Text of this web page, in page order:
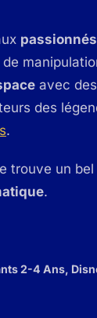
avec
des
.
trouve un
.
2-4 Ans,